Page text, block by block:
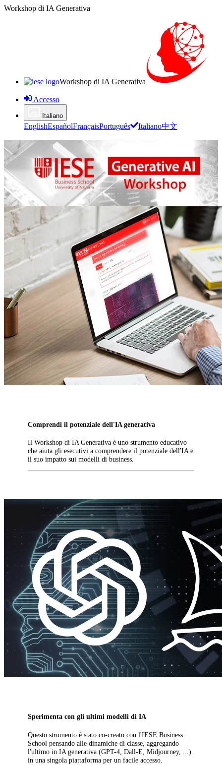
Workshop di IA Generativa
Workshop di IA Generativa
Accesso
Italiano
EnglishEspañolFrançaisPortuguês Italiano中文
Comprendi il potenziale dell'IA generativa
Il Workshop di IA Generativa è uno strumento educativo
che aiuta gli esecutivi a comprendere il potenziale dell'IA e
il suo impatto sui modelli di business.
Sperimenta con gli ultimi modelli di IA
Questo strumento è stato co-creato con l'IESE Business
School pensando alle dinamiche di classe, aggregando
l'ultimo in IA generativa (GPT-4, Dall-E, Midjourney, ...)
in una singola piattaforma per un facile accesso.